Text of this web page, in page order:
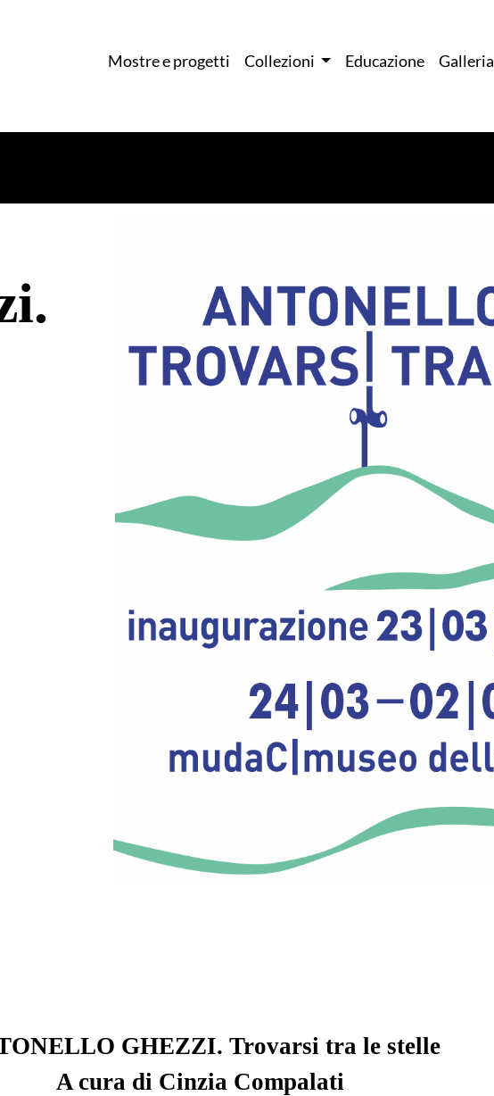
Mostre e progetti Collezioni Educazione Galleria
GHEZZI. Trovarsi tra le stelle
A cura di Cinzia Compalati